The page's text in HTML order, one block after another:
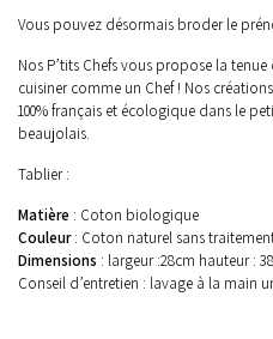
Vous pouvez désormais broder le
Nos P’tits Chefs vous propose la
cuisiner comme un Chef ! Nos
100% français et écologique dans le
beaujolais.
Tablier :
Matière : Coton biologique
Couleur: Coton naturel sans
Dimensions : largeur :28cm hauteur :
Conseil d’entretien : lavage à la main